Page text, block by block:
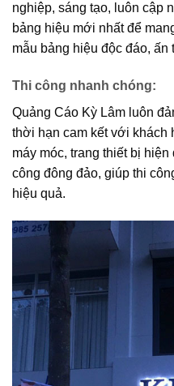
nghiệp, sáng tạo, luôn cập
bảng hiệu mới nhất để
mẫu bảng hiệu độc đáo, ấn
Thi công nhanh chóng:
Quảng Cáo Kỳ Lâm luôn
thời hạn cam kết với
máy móc, trang thiết bị
công đông đảo, giúp thi
hiệu quả.